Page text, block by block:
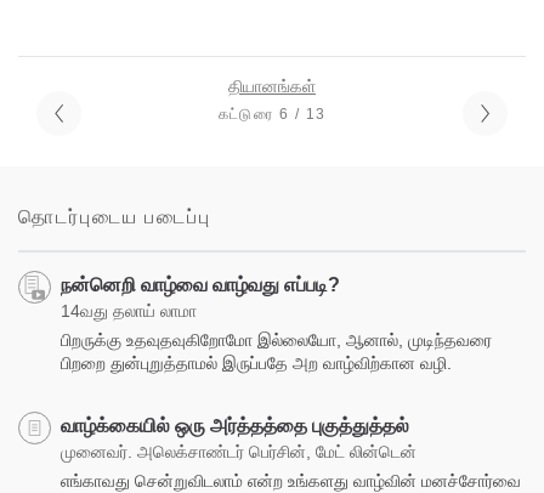
தியானங்கள்
கட்டுரை 6 / 13
தொடர்புடைய படைப்பு
நன்னெறி வாழ்வை வாழ்வது எப்படி?
14வது தலாய் லாமா
பிறருக்கு உதவுதவுகிறோமோ இல்லையோ, ஆனால், முடிந்தவரை
பிறறை துன்புறுத்தாமல் இருப்பதே அற வாழ்விற்கான வழி.
வாழ்க்கையில் ஒரு அர்த்தத்தை புகுத்துத்தல்
முனைவர். அலெக்சாண்டர் பெர்சின், மேட் லின்டென்
எங்காவது சென்றுவிடலாம் என்ற உங்களது வாழ்வின் மனச்சோர்வை